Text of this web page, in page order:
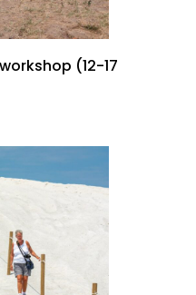
(12-17